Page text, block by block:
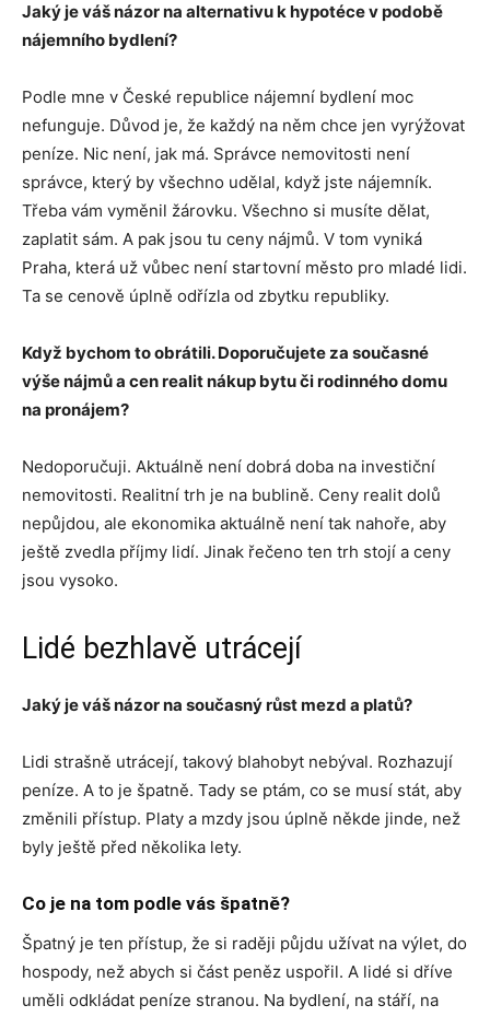
Jaký je váš názor na alternativu k hypotéce v podobě
nájemního bydlení?
Podle mne v České republice nájemní bydlení moc
nefunguje. Důvod je, že každý na něm chce jen vyrýžovat
peníze. Nic není, jak má. Správce nemovitosti není
správce, který by všechno udělal, když jste nájemník.
Třeba vám vyměnil žárovku. Všechno si musíte dělat,
zaplatit sám. A pak jsou tu ceny nájmů. V tom vyniká
Praha, která už vůbec není startovní město pro mladé lidi.
Ta se cenově úplně odřízla od zbytku republiky.
Když bychom to obrátili. Doporučujete za současné
výše nájmů a cen realit nákup bytu či rodinného domu
na pronájem?
Nedoporučuji. Aktuálně není dobrá doba na investiční
nemovitosti. Realitní trh je na bublině. Ceny realit dolů
nepůjdou, ale ekonomika aktuálně není tak nahoře, aby
ještě zvedla příjmy lidí. Jinak řečeno ten trh stojí a ceny
jsou vysoko.
Lidé bezhlavě utrácejí
Jaký je váš názor na současný růst mezd a platů?
Lidi strašně utrácejí, takový blahobyt nebýval. Rozhazují
peníze. A to je špatně. Tady se ptám, co se musí stát, aby
změnili přístup. Platy a mzdy jsou úplně někde jinde, než
byly ještě před několika lety.
Co je na tom podle vás špatně?
Špatný je ten přístup, že si raději půjdu užívat na výlet, do
hospody, než abych si část peněz uspořil. A lidé si dříve
uměli odkládat peníze stranou. Na bydlení, na stáří, na